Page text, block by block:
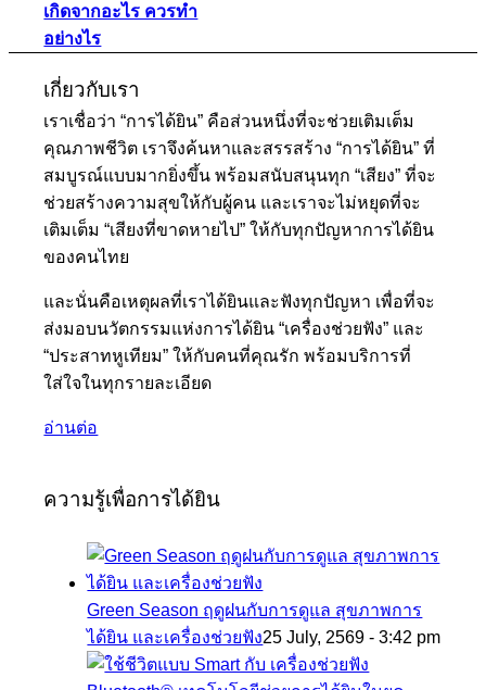
เกิดจากอะไร ควรทำ
อย่างไร
เกี่ยวกับเรา
เราเชื่อว่า “การได้ยิน” คือส่วนหนึ่งที่จะช่วยเติมเต็ม
คุณภาพชีวิต เราจึงค้นหาและสรรสร้าง “การได้ยิน” ที่
สมบูรณ์แบบมากยิ่งขึ้น พร้อมสนับสนุนทุก “เสียง” ที่จะ
ช่วยสร้างความสุขให้กับผู้คน และเราจะไม่หยุดที่จะ
เติมเต็ม “เสียงที่ขาดหายไป” ให้กับทุกปัญหาการได้ยิน
ของคนไทย
และนั่นคือเหตุผลที่เราได้ยินและฟังทุกปัญหา เพื่อที่จะ
ส่งมอบนวัตกรรมแห่งการได้ยิน “เครื่องช่วยฟัง” และ
“ประสาทหูเทียม” ให้กับคนที่คุณรัก พร้อมบริการที่
ใส่ใจในทุกรายละเอียด
อ่านต่อ
ความรู้เพื่อการได้ยิน
Green Season ฤดูฝนกับการดูแล สุขภาพการ
ได้ยิน และเครื่องช่วยฟัง25 July, 2569 - 3:42 pm